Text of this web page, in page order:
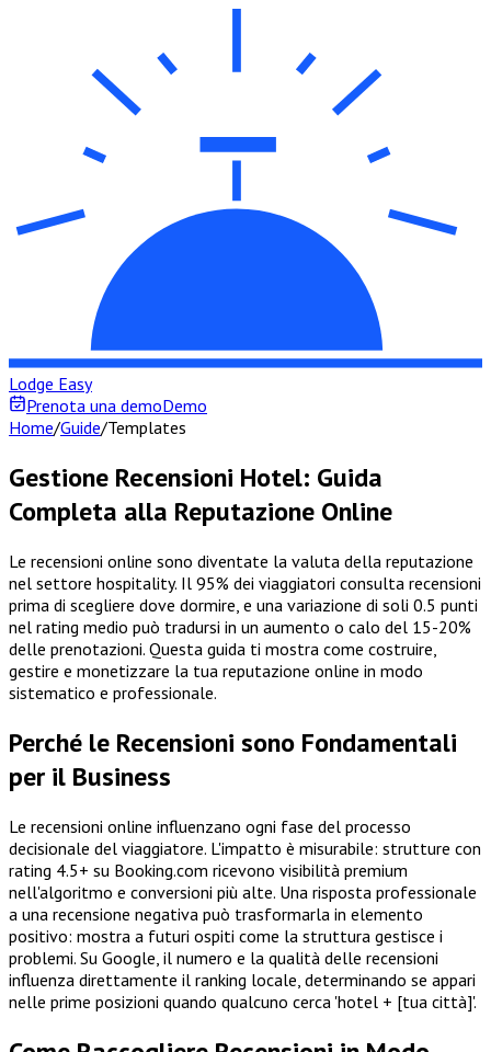
Lodge Easy
Prenota una demoDemo
Home/Guide/Templates
Gestione Recensioni Hotel: Guida
Completa alla Reputazione Online
Le recensioni online sono diventate la valuta della reputazione
nel settore hospitality. Il 95% dei viaggiatori consulta recensioni
prima di scegliere dove dormire, e una variazione di soli 0.5 punti
nel rating medio può tradursi in un aumento o calo del 15-20%
delle prenotazioni. Questa guida ti mostra come costruire,
gestire e monetizzare la tua reputazione online in modo
sistematico e professionale.
Perché le Recensioni sono Fondamentali
per il Business
Le recensioni online influenzano ogni fase del processo
decisionale del viaggiatore. L'impatto è misurabile: strutture con
rating 4.5+ su Booking.com ricevono visibilità premium
nell'algoritmo e conversioni più alte. Una risposta professionale
a una recensione negativa può trasformarla in elemento
positivo: mostra a futuri ospiti come la struttura gestisce i
problemi. Su Google, il numero e la qualità delle recensioni
influenza direttamente il ranking locale, determinando se appari
nelle prime posizioni quando qualcuno cerca 'hotel + [tua città]'.